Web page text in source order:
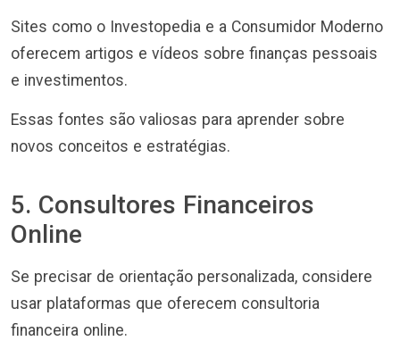
Sites como o Investopedia e a Consumidor Moderno
oferecem artigos e vídeos sobre finanças pessoais
e investimentos.
Essas fontes são valiosas para aprender sobre
novos conceitos e estratégias.
5. Consultores Financeiros
Online
Se precisar de orientação personalizada, considere
usar plataformas que oferecem consultoria
financeira online.